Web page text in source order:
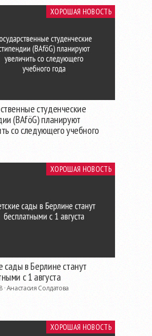
ХОРОШАЯ НОВОСТЬ
студенческие
(BAföG) планируют
со следующего учебного
ХОРОШАЯ НОВОСТЬ
сады в Берлине станут
с 1 августа
·Анастасия Солдатова
ХОРОШАЯ НОВОСТЬ